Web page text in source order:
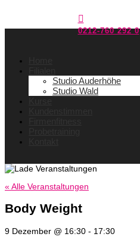

0212-760 292 0
Studio Auderhöhe
Studio Wald
« Alle Veranstaltungen
Body Weight
9 Dezember @ 16:30 - 17:30